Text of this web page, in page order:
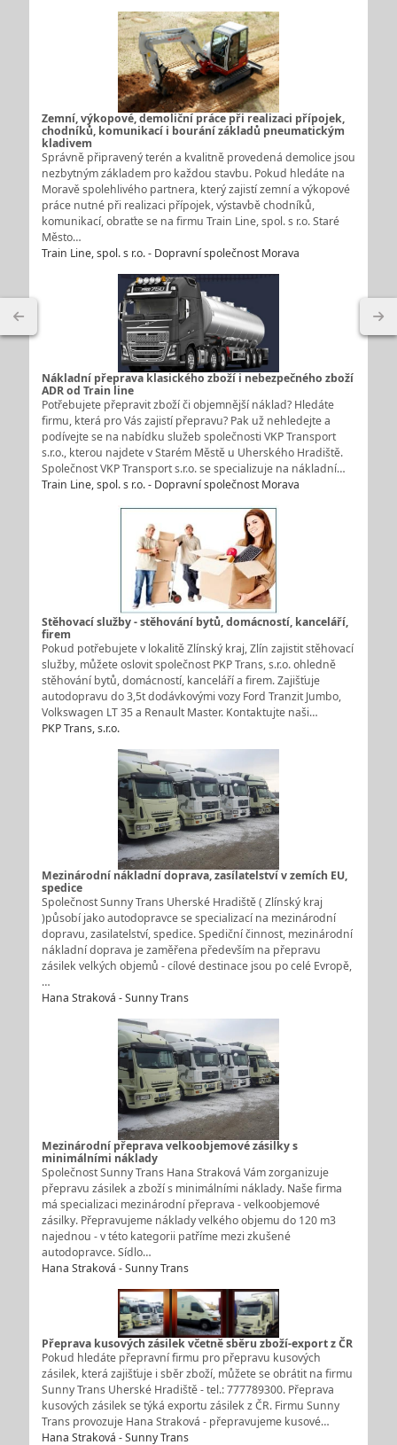
Zemní, výkopové, demoliční práce při realizaci přípojek,
chodníků, komunikací i bourání základů pneumatickým
kladivem
Správně připravený terén a kvalitně provedená demolice jsou
nezbytným základem pro každou stavbu. Pokud hledáte na
Moravě spolehlivého partnera, který zajistí zemní a výkopové
práce nutné při realizaci přípojek, výstavbě chodníků,
komunikací, obraťte se na firmu Train Line, spol. s r.o. Staré
Město…
Train Line, spol. s r.o. - Dopravní společnost Morava
Nákladní přeprava klasického zboží i nebezpečného zboží
ADR od Train line
Potřebujete přepravit zboží či objemnější náklad? Hledáte
firmu, která pro Vás zajistí přepravu? Pak už nehledejte a
podívejte se na nabídku služeb společnosti VKP Transport
s.r.o., kterou najdete v Starém Městě u Uherského Hradiště.
Společnost VKP Transport s.r.o. se specializuje na nákladní…
Train Line, spol. s r.o. - Dopravní společnost Morava
Stěhovací služby - stěhování bytů, domácností, kanceláří,
firem
Pokud potřebujete v lokalitě Zlínský kraj, Zlín zajistit stěhovací
služby, můžete oslovit společnost PKP Trans, s.r.o. ohledně
stěhování bytů, domácností, kanceláří a firem. Zajišťuje
autodopravu do 3,5t dodávkovými vozy Ford Tranzit Jumbo,
Volkswagen LT 35 a Renault Master. Kontaktujte naši…
PKP Trans, s.r.o.
Mezinárodní nákladní doprava, zasílatelství v zemích EU,
spedice
Společnost Sunny Trans Uherské Hradiště ( Zlínský kraj
)působí jako autodopravce se specializací na mezinárodní
dopravu, zasilatelství, spedice. Spediční činnost, mezinárodní
nákladní doprava je zaměřena především na přepravu
zásilek velkých objemů - cílové destinace jsou po celé Evropě,
…
Hana Straková - Sunny Trans
Mezinárodní přeprava velkoobjemové zásilky s
minimálními náklady
Společnost Sunny Trans Hana Straková Vám zorganizuje
přepravu zásilek a zboží s minimálními náklady. Naše firma
má specializaci mezinárodní přeprava - velkoobjemové
zásilky. Přepravujeme náklady velkého objemu do 120 m3
najednou - v této kategorii patříme mezi zkušené
autodopravce. Sídlo…
Hana Straková - Sunny Trans
Přeprava kusových zásilek včetně sběru zboží-export z ČR
Pokud hledáte přepravní firmu pro přepravu kusových
zásilek, která zajišťuje i sběr zboží, můžete se obrátit na firmu
Sunny Trans Uherské Hradiště - tel.: 777789300. Přeprava
kusových zásilek se týká exportu zásilek z ČR. Firmu Sunny
Trans provozuje Hana Straková - přepravujeme kusové…
Hana Straková - Sunny Trans